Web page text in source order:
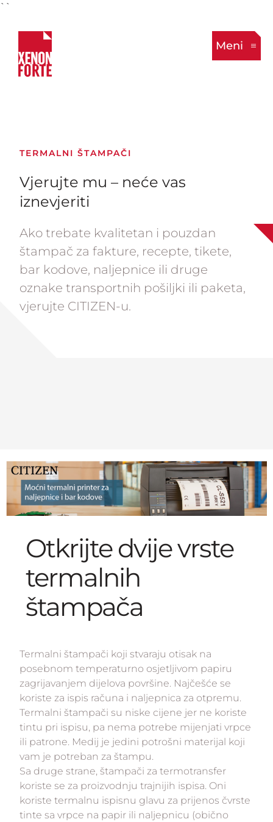
``
Meni
TERMALNI ŠTAMPAČI
Vjerujte mu – neće vas
iznevjeriti
Ako trebate kvalitetan i pouzdan
štampač za fakture, recepte, tikete,
bar kodove, naljepnice ili druge
oznake transportnih pošiljki ili paketa,
vjerujte CITIZEN-u.
Otkrijte dvije vrste
termalnih
štampača
Termalni štampači koji stvaraju otisak na
posebnom temperaturno osjetljivom papiru
zagrijavanjem dijelova površine. Najčešće se
koriste za ispis računa i naljepnica za otpremu.
Termalni štampači su niske cijene jer ne koriste
tintu pri ispisu, pa nema potrebe mijenjati vrpce
ili patrone. Medij je jedini potrošni materijal koji
vam je potreban za štampu.
Sa druge strane, štampači za termotransfer
koriste se za proizvodnju trajnijih ispisa. Oni
koriste termalnu ispisnu glavu za prijenos čvrste
tinte sa vrpce na papir ili naljepnicu (obično